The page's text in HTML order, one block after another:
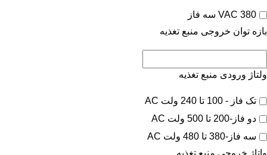
380 VAC سه فاز
بازه توان خروجی منبع تغذیه
ولتاژ ورودی منبع تغذیه
تک فاز - 100 تا 240 ولت AC
دو فاز-200 تا 500 ولت AC
سه فاز-380 تا 480 ولت AC